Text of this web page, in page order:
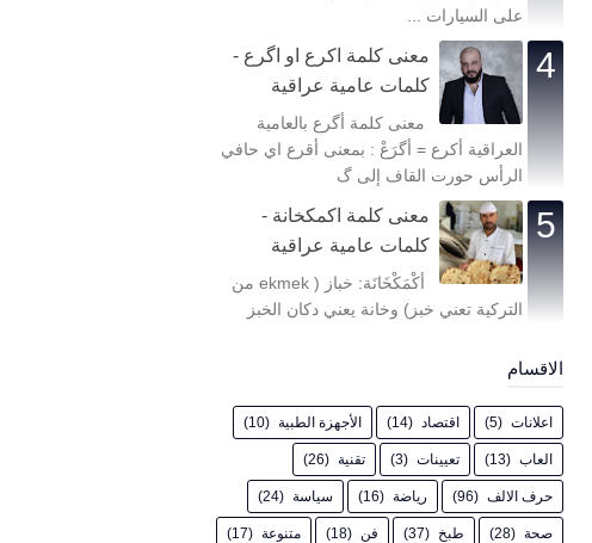
على السيارات ...
معنى كلمة اكرع او اگرع -
كلمات عامية عراقية
معنى كلمة أگرع بالعامية
العراقية أكرع = أگرَعْ : بمعنى أقرع اي حافي
الرأس حورت القاف إلى گ
معنى كلمة اكمكخانة -
كلمات عامية عراقية
أكْمَكْخَانَة: خباز ( ekmek من
التركية تعني خبز) وخانة يعني دكان الخبز
الاقسام
اعلانات (5) اقتصاد (14) الأجهزة الطبية (10)
العاب (13) تعيينات (3) تقنية (26)
حرف الالف (96) رياضة (16) سياسة (24)
صحة (28) طبخ (37) فن (18) متنوعة (17)